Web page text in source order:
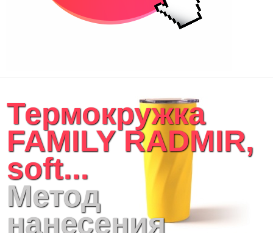
Термокружка
FAMILY RADMIR,
soft...
Метод
нанесения